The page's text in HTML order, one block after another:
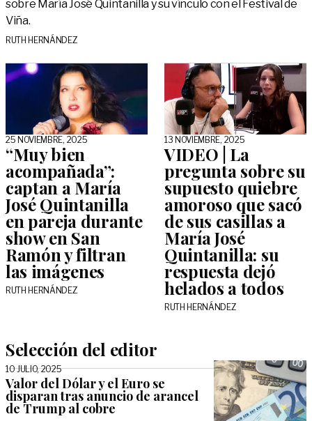
sobre María José Quintanilla y su vínculo con el Festival de
Viña.
RUTH HERNÁNDEZ
25 NOVIEMBRE, 2025
“Muy bien
acompañada”:
captan a María
José Quintanilla
en pareja durante
show en San
Ramón y filtran
las imágenes
RUTH HERNÁNDEZ
13 NOVIEMBRE, 2025
VIDEO | La
pregunta sobre su
supuesto quiebre
amoroso que sacó
de sus casillas a
María José
Quintanilla: su
respuesta dejó
helados a todos
RUTH HERNÁNDEZ
Selección del editor
10 JULIO, 2025
Valor del Dólar y el Euro se
disparan tras anuncio de arancel
de Trump al cobre